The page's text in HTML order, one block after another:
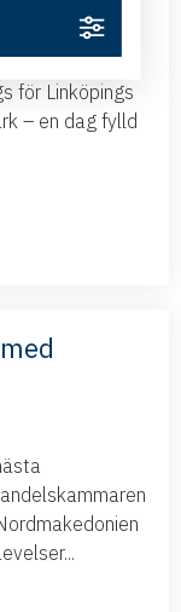
för Linköpings
– en dag fylld